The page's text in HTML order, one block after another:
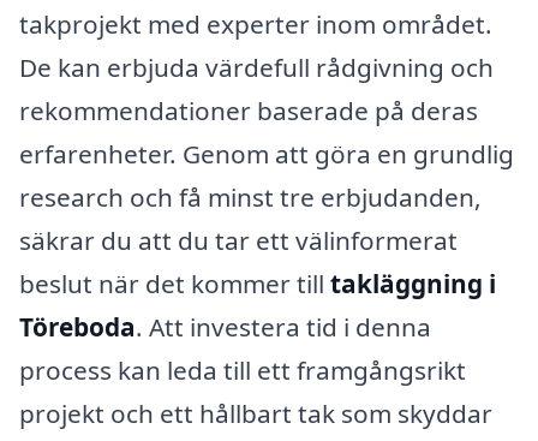
takprojekt med experter inom området.
De kan erbjuda värdefull rådgivning och
rekommendationer baserade på deras
erfarenheter. Genom att göra en grundlig
research och få minst tre erbjudanden,
säkrar du att du tar ett välinformerat
beslut när det kommer till takläggning i
Töreboda. Att investera tid i denna
process kan leda till ett framgångsrikt
projekt och ett hållbart tak som skyddar